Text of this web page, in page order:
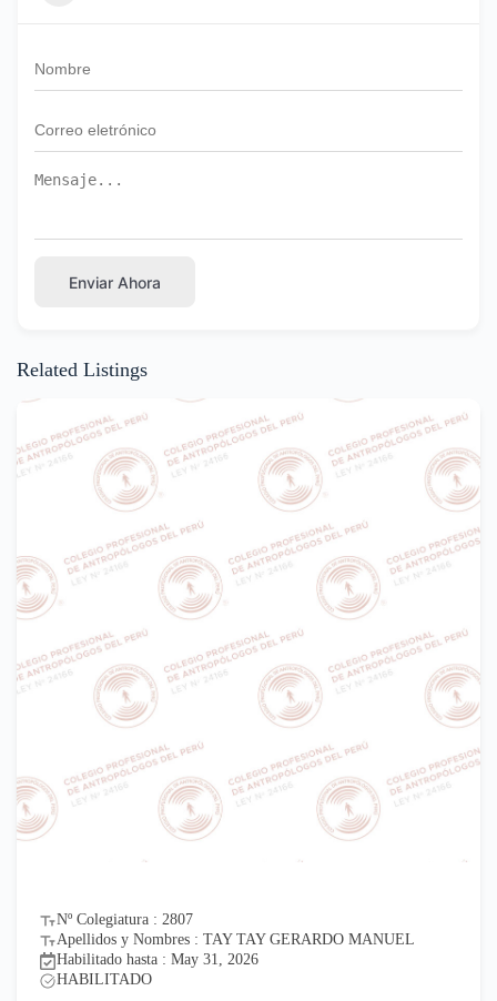
Enviar Ahora
Related Listings
Nº Colegiatura : 2807
Apellidos y Nombres : TAY TAY GERARDO MANUEL
Habilitado hasta : May 31, 2026
HABILITADO